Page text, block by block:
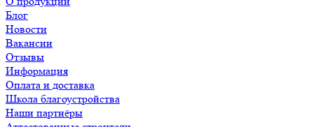
Блог
Новости
Вакансии
Отзывы
Информация
Оплата и доставка
Школа благоустройства
Наши партнёры